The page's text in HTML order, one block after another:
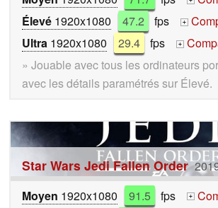
Élevé 1920x1080 47.2 fps +
Ultra 1920x1080 29.4 fps +
» Jouable avec tous les ordinateurs
avec les détails paramétrés sur Élevé.
Star Wars Jedi Fallen Order
Moyen 1920x1080 91.5 fps +